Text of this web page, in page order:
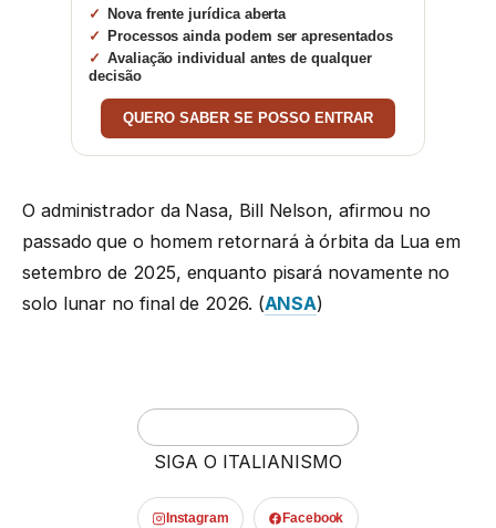
Nova frente jurídica aberta
Processos ainda podem ser apresentados
Avaliação individual antes de qualquer
decisão
QUERO SABER SE POSSO ENTRAR
O administrador da Nasa, Bill Nelson, afirmou no
passado que o homem retornará à órbita da Lua em
setembro de 2025, enquanto pisará novamente no
solo lunar no final de 2026. (ANSA)
SIGA O ITALIANISMO
Instagram Facebook